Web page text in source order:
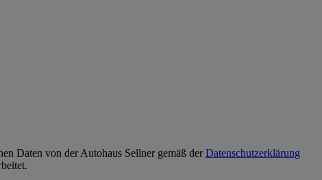
Daten von derAutohaus Sellnergemäß derDatenschutzerklärung